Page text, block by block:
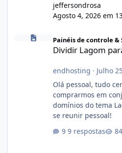
jeffersondrosa
Agosto 4, 2026 em
Dividir Lagom para 5 Dominios
Painéis de controle &
Dividir Lagom
endhosting · Julho
Olá pessoal, tudo
comprarmos em
domínios do tema
se reunir pessoal!
9 respostas